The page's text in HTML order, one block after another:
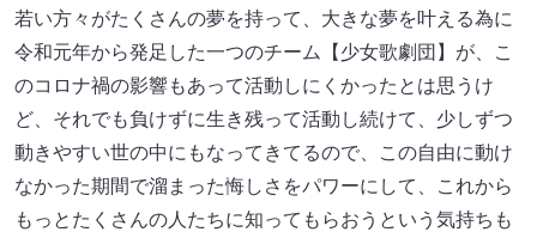
若い方々がたくさんの夢を持って、大きな夢を叶える為に
令和元年から発足した一つのチーム【少女歌劇団】が、こ
のコロナ禍の影響もあって活動しにくかったとは思うけ
ど、それでも負けずに生き残って活動し続けて、少しずつ
動きやすい世の中にもなってきてるので、この自由に動け
なかった期間で溜まった悔しさをパワーにして、これから
もっとたくさんの人たちに知ってもらおうという気持ちも